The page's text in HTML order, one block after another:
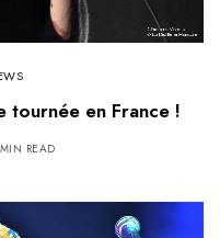
tournée en France !
READ